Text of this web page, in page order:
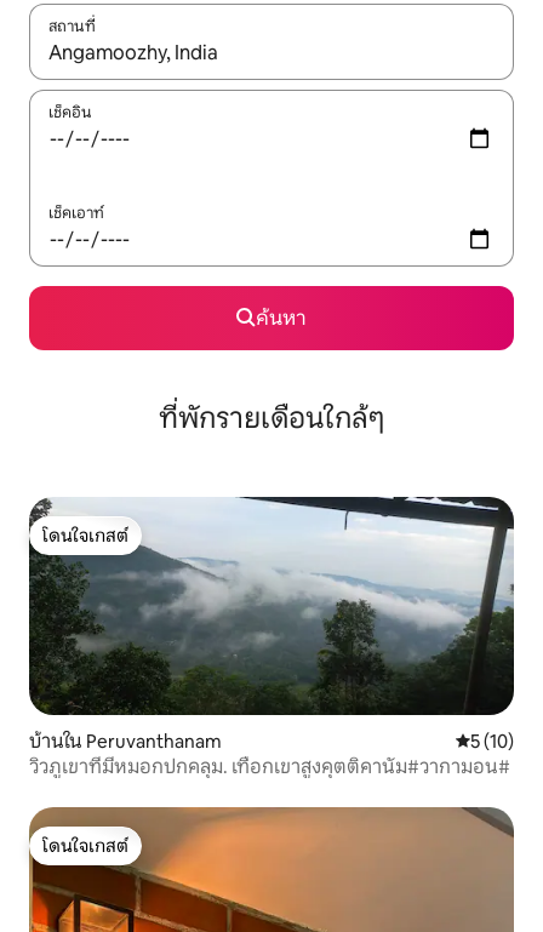
สถานที่
ใช้ลูกศรขึ้นลง หรือใช้การสัมผัสหรือปัด เพื่อสำรวจผลการค้นหา
เช็คอิน
เช็คเอาท์
ค้นหา
ที่พักรายเดือนใกล้ๆ
โดนใจเกสต์
โดนใจเกสต์
บ้านใน Peruvanthanam คะแนนเฉลี่
5 (10)
วิวภูเขาที่มีหมอกปกคลุม. เทือกเขาสูงคุตติคานัม#วากามอน#
โดนใจเกสต์
โดนใจเกสต์